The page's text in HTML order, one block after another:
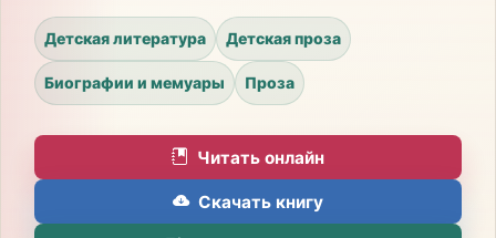
Детская литература Детская проза
Биографии и мемуары Проза
Читать онлайн
Скачать книгу